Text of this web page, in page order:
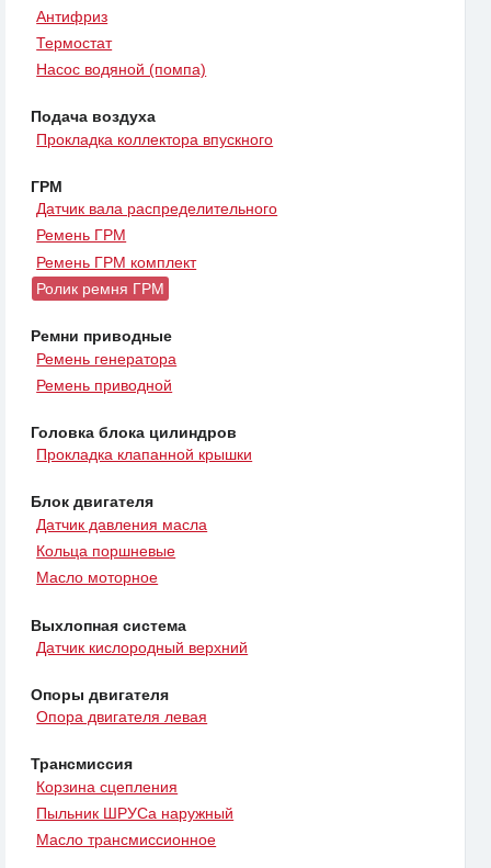
Антифриз
Термостат
Насос водяной (помпа)
Подача воздуха
Прокладка коллектора впускного
ГРМ
Датчик вала распределительного
Ремень ГРМ
Ремень ГРМ комплект
Ролик ремня ГРМ
Ремни приводные
Ремень генератора
Ремень приводной
Головка блока цилиндров
Прокладка клапанной крышки
Блок двигателя
Датчик давления масла
Кольца поршневые
Масло моторное
Выхлопная система
Датчик кислородный верхний
Опоры двигателя
Опора двигателя левая
Трансмиссия
Корзина сцепления
Пыльник ШРУСа наружный
Масло трансмиссионное